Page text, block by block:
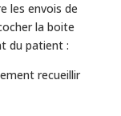
les envois de
la boite
du patient :
recueillir